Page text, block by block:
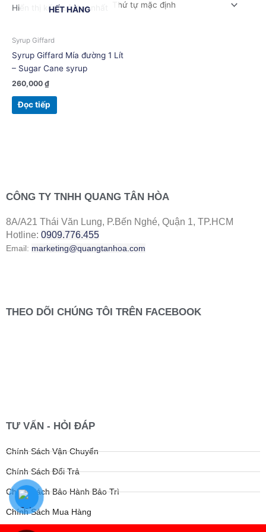
Hiển thị kết quả duy nhất
HẾT HÀNG
Syrup Giffard
Syrup Giffard Mía đường 1 Lít
– Sugar Cane syrup
260,000 ₫
Đọc tiếp
CÔNG TY TNHH QUANG TÂN HÒA
8A/A21 Thái Văn Lung, P.Bến Nghé, Quận 1, TP.HCM
Hotline: 0909.776.455
Email: marketing@quangtanhoa.com
THEO DÕI CHÚNG TÔI TRÊN FACEBOOK
TƯ VẤN - HỎI ĐÁP
Chính Sách Vận Chuyển
Chính Sách Đổi Trả
Chính Sách Bảo Hành Bảo Trì
Chính Sách Mua Hàng